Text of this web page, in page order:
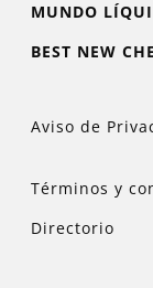
MUNDO
BEST NEW
Aviso de
Términos y
Directorio